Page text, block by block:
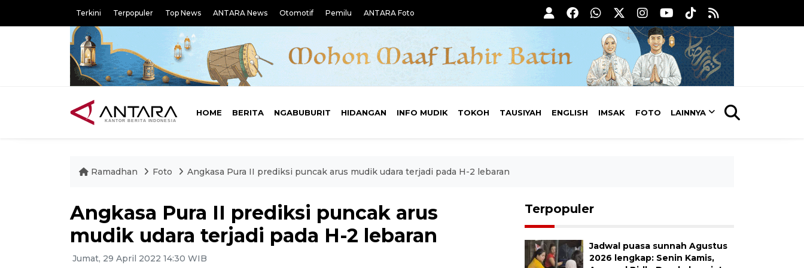
Terkini Terpopuler Top News ANTARA News Otomotif Pemilu ANTARA Foto
HOME BERITA NGABUBURIT HIDANGAN INFO MUDIK TOKOH TAUSIYAH ENGLISH IMSAK FOTO LAINNYA
Ramadhan Foto Angkasa Pura II prediksi puncak arus mudik udara terjadi pada H-2 lebaran
Angkasa Pura II prediksi puncak arus
mudik udara terjadi pada H-2 lebaran
Jumat, 29 April 2022 14:30 WIB
Terpopuler
Jadwal puasa sunnah Agustus
2026 lengkap: Senin Kamis,